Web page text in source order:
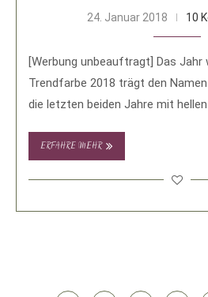
24. Januar 2018 10
[Werbung unbeauftragt] Das Jahr
Trendfarbe 2018 trägt den
die letzten beiden Jahre mit
ERFAHRE MEHR